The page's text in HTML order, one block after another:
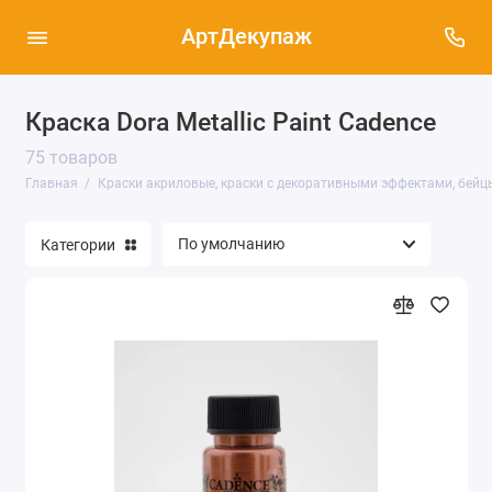
АртДекупаж
Краска Dora Metallic Paint Cadence
75 товаров
Главная Краски акриловые, краски с декоративными эффектами,
Античный грунт-краска Vıntage Legend,
Cadence (13)
Краска акриловая Water Based Gilding
Краска для создания эффекта мрамора (22)
Категории